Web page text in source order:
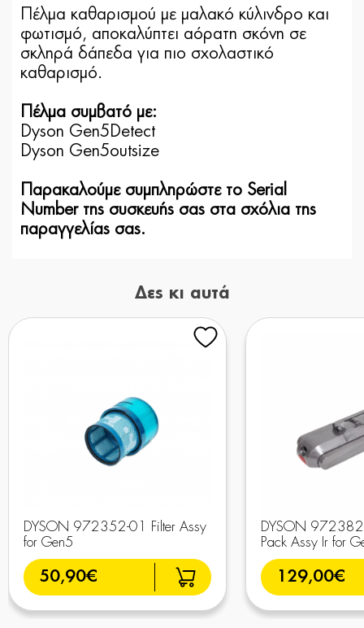
Πέλμα καθαρισμού με μαλακό κύλινδρο και
φωτισμό, αποκαλύπτει αόρατη σκόνη σε
σκληρά δάπεδα για πιο σχολαστικό
καθαρισμό.
Πέλμα συμβατό με:
Dyson Gen5Detect
Dyson Gen5outsize
Παρακαλούμε συμπληρώστε το Serial
Number της συσκευής σας στα σχόλια της
παραγγελίας σας.
Δες κι αυτά
DYSON 972352-01 Filter Assy
for Gen5
50,90€
DYSON
Pack Assy Ir for
129,00€